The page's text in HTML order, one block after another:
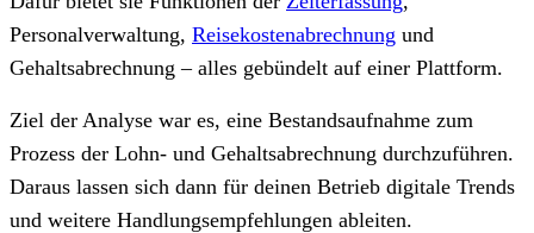
Personalverwaltung, Reisekostenabrechnung und
Gehaltsabrechnung – alles gebündelt auf einer Plattform.
Ziel der Analyse war es, eine Bestandsaufnahme zum
Prozess der Lohn- und Gehaltsabrechnung durchzuführen.
Daraus lassen sich dann für deinen Betrieb digitale Trends
und weitere Handlungsempfehlungen ableiten.